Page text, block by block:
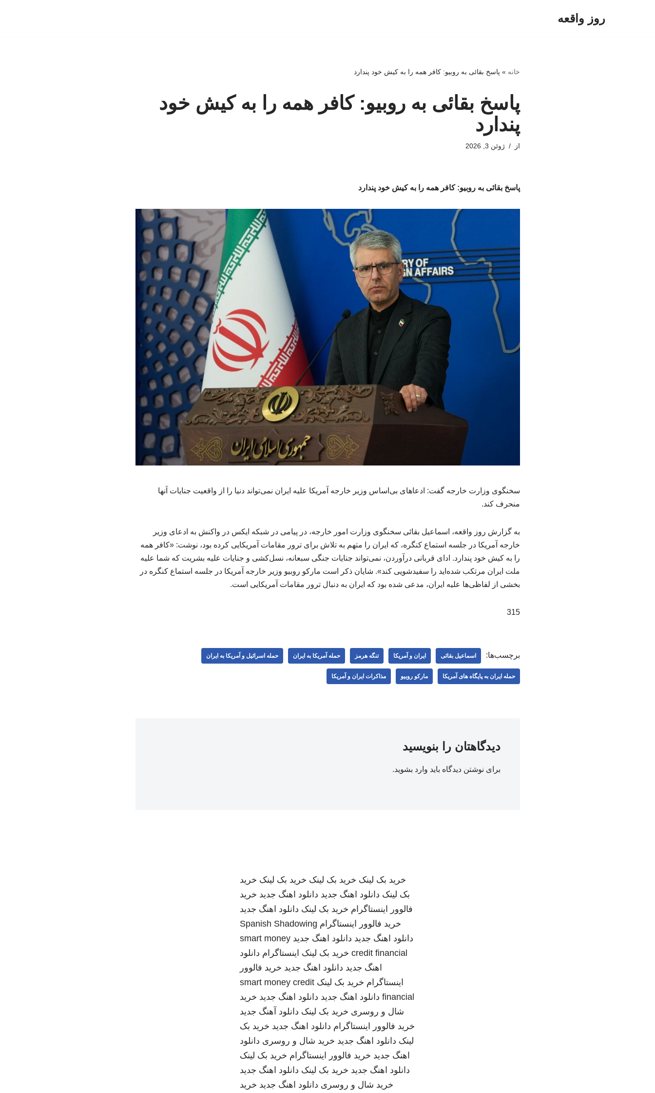
روز واقعه
خانه » پاسخ بقائی به روبیو: کافر همه را به کیش خود پندارد
پاسخ بقائی به روبیو: کافر همه را به کیش خود
پندارد
از ژوئن 3, 2026
پاسخ بقائی به روبیو: کافر همه را به کیش خود پندارد
سخنگوی وزارت خارجه گفت: ادعاهای بی‌اساس وزیر خارجه آمریکا علیه ایران نمی‌تواند دنیا را از واقعیت جنایات آنها
منحرف کند.
به گزارش روز واقعه، اسماعیل بقائی سخنگوی وزارت امور خارجه، در پیامی در شبکه ایکس در واکنش به ادعای وزیر
خارجه آمریکا در جلسه استماع کنگره، که ایران را متهم به تلاش برای ترور مقامات آمریکایی کرده بود، نوشت: «کافر همه
را به کیش خود پندارد. ادای قربانی درآوردن، نمی‌تواند جنایات جنگی سبعانه، نسل‌کشی و جنایات علیه بشریت که شما علیه
ملت ایران مرتکب شده‌اید را سفیدشویی کند». شایان ذکر است مارکو روبیو وزیر خارجه آمریکا در جلسه استماع کنگره در
بخشی از لفاظی‌ها علیه ایران، مدعی شده بود که ایران به دنبال ترور مقامات آمریکایی است.
315
برچسب‌ها: اسماعیل بقائی ایران و آمریکا تنگه هرمز حمله آمریکا به ایران حمله اسرائیل و آمریکا به ایران
حمله ایران به پایگاه های آمریکا مارکو روبیو مذاکرات ایران و آمریکا
دیدگاهتان را بنویسید
برای نوشتن دیدگاه باید وارد بشوید.
خرید بک لینک خرید بک لینک خرید بک لینک خرید
بک لینک دانلود اهنگ جدید دانلود اهنگ جدید خرید
فالوور اینستاگرام خرید بک لینک دانلود اهنگ جدید
خرید فالوور اینستاگرام Spanish Shadowing
دانلود اهنگ جدید دانلود اهنگ جدید smart money
credit financial خرید بک لینک اینستاگرام دانلود
اهنگ جدید دانلود اهنگ جدید خرید فالوور
اینستاگرام خرید بک لینک smart money credit
financial دانلود اهنگ جدید دانلود اهنگ جدید خرید
شال و روسری خرید بک لینک دانلود آهنگ جدید
خرید فالوور اینستاگرام دانلود اهنگ جدید خرید بک
لینک دانلود اهنگ جدید خرید شال و روسری دانلود
اهنگ جدید خرید فالوور اینستاگرام خرید بک لینک
دانلود اهنگ جدید خرید بک لینک دانلود اهنگ جدید
خرید شال و روسری دانلود اهنگ جدید خرید